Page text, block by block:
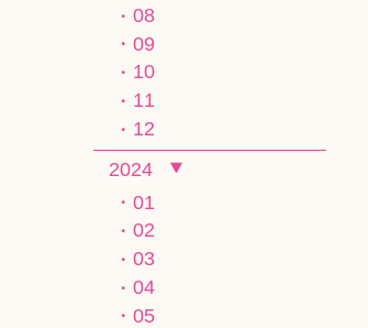
08
09
10
11
12
2024
01
02
03
04
05